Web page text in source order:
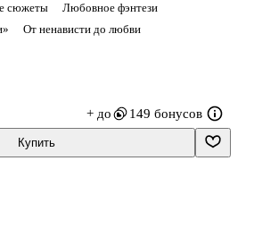
сюжеты
Любовное фэнтези
От ненависти до любви
Херт, жившая на границе нищеты и
крови не изменил её положение и не
соединяются с тёмной романтической
+ до 149 бонусов
Купить